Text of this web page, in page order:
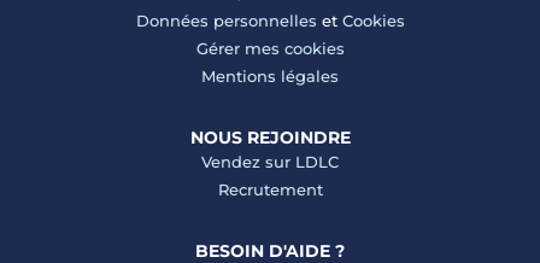
Données personnelles et Cookies
Gérer mes cookies
Mentions légales
NOUS REJOINDRE
Vendez sur LDLC
Recrutement
BESOIN D'AIDE ?